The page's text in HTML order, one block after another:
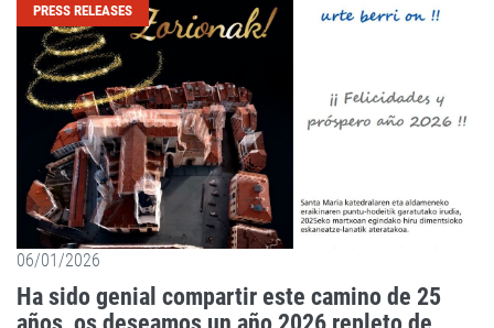
PRESS RELEASES
06/01/2026
Ha sido genial compartir este camino de 25